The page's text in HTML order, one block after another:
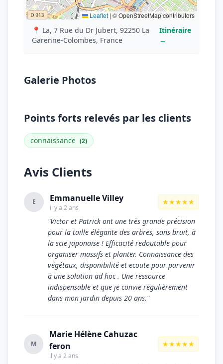
Leaflet |© OpenStreetMap contributors
📍 La, 7 Rue du Dr Jubert, 92250 La
Garenne-Colombes, France
Itinéraire
→
Galerie Photos
Points forts relevés par les clients
connaissance (2)
Avis Clients
E Emmanuelle Villey
il y a 2 ans
★★★★★
"Victor et Patrick ont une très grande précision
pour la taille élégante des arbres, sans bruit, à
la scie japonaise ! Efficacité redoutable pour
organiser massifs et planter. Connaissance des
végétaux, disponibilité et ecoute pour parvenir
à une solution ad hoc . Une ressource
indispensable et que je convie régulièrement
dans mon jardin depuis 20 ans."
M
Marie Hélène Cahuzac
feron
il y a 2 ans
★★★★★